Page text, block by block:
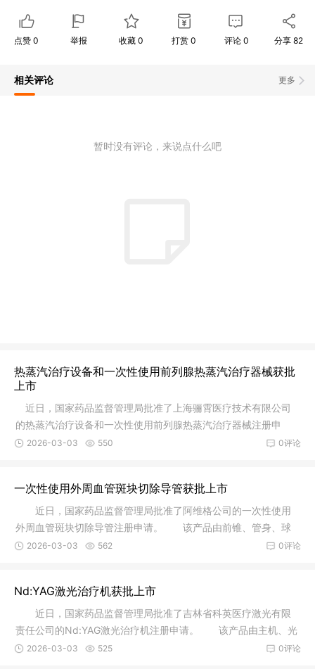
点赞 0 举报 收藏0 打赏 0 评论 0 分享82
更多
相关评论
暂时没有评论，来说点什么吧
热蒸汽治疗设备和一次性使用前列腺热蒸汽治疗器械获批
上市
近日，国家药品监督管理局批准了上海骊霄医疗技术有限公司
的热蒸汽治疗设备和一次性使用前列腺热蒸汽治疗器械注册申
请。 热
0评论
2026-03-03 550
一次性使用外周血管斑块切除导管获批上市
近日，国家药品监督管理局批准了阿维格公司的一次性使用
外周血管斑块切除导管注册申请。 该产品由前锥、管身、球
囊、操作
0评论
2026-03-03 562
Nd:YAG激光治疗机获批上市
近日，国家药品监督管理局批准了吉林省科英医疗激光有限
责任公司的Nd:YAG激光治疗机注册申请。 该产品由主机、光
纤、脚踏
0评论
2026-03-03 525